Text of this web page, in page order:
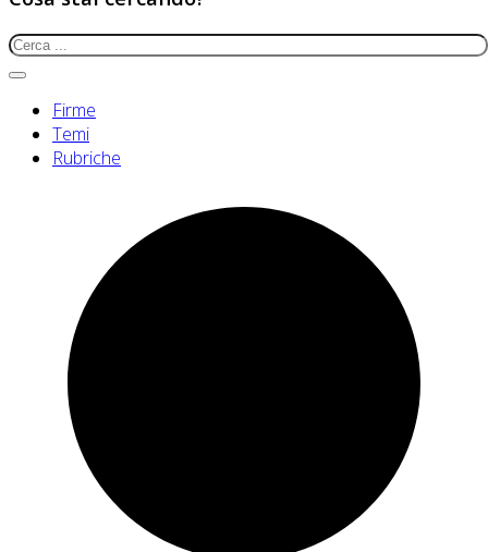
Firme
Temi
Rubriche